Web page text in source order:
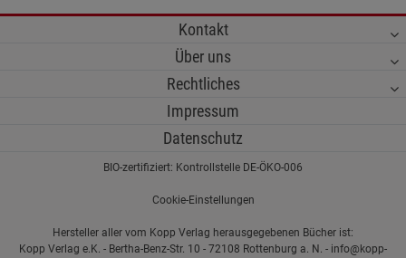
Kontakt
Über uns
Rechtliches
Impressum
Datenschutz
BIO-zertifiziert: Kontrollstelle DE-ÖKO-006
Cookie-Einstellungen
Hersteller aller vom Kopp Verlag herausgegebenen Bücher ist:
Kopp Verlag e.K. - Bertha-Benz-Str. 10 - 72108 Rottenburg a. N. - info@kopp-